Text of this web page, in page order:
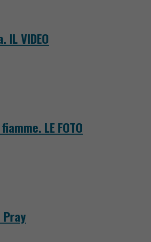
VIDEO
LE FOTO